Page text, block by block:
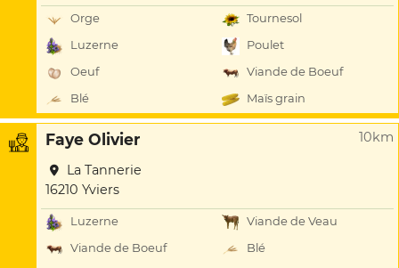
Orge
Tournesol
Luzerne
Poulet
Oeuf
Viande de Boeuf
Blé
Maïs grain
Faye Olivier 10km
La Tannerie
16210 Yviers
Luzerne
Viande de Veau
Viande de Boeuf
Blé